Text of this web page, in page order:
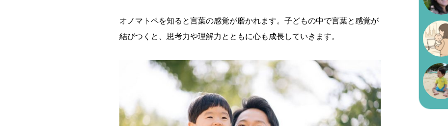
オノマトペを知ると言葉の感覚が磨かれます。子どもの中で言葉と感覚が
結びつくと、思考力や理解力とともに心も成長していきます。